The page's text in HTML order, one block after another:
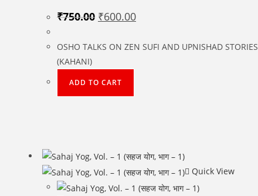
₹750.00 Original
price
₹600.00Current
price
OSHO TALKS ON ZEN SUFI AND UPNISHAD STORIES
(KAHANI)
ADD TO CART
Quick View